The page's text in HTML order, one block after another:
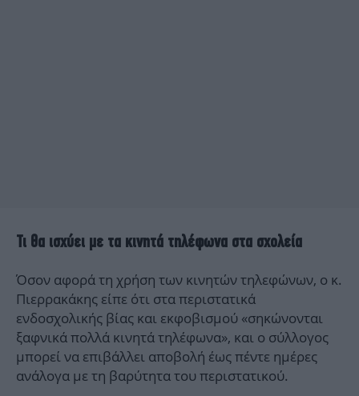
Τι θα ισχύει με τα κινητά τηλέφωνα στα σχολεία
Όσον αφορά τη χρήση των κινητών τηλεφώνων, ο κ.
Πιερρακάκης είπε ότι στα περιστατικά
ενδοσχολικής βίας και εκφοβισμού «σηκώνονται
ξαφνικά πολλά κινητά τηλέφωνα», και ο σύλλογος
μπορεί να επιβάλλει αποβολή έως πέντε ημέρες
ανάλογα με τη βαρύτητα του περιστατικού.